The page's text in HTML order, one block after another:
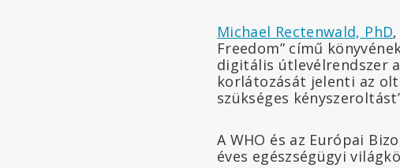
Michael Rectenwald, PhD
Freedom” című
digitális útlevélrendszer
korlátozását jelenti az
szükséges
A WHO és az Európai
éves egészségügyi